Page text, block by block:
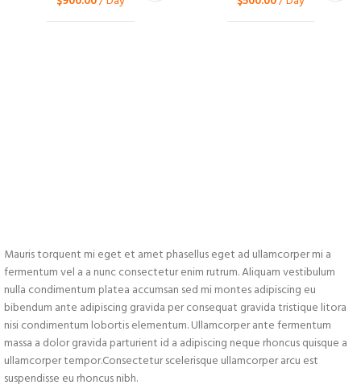
Mauris torquent mi eget et amet phasellus eget ad ullamcorper mi a
fermentum vel a a nunc consectetur enim rutrum. Aliquam vestibulum
nulla condimentum platea accumsan sed mi montes adipiscing eu
bibendum ante adipiscing gravida per consequat gravida tristique litora
nisi condimentum lobortis elementum. Ullamcorper ante fermentum
massa a dolor gravida parturient id a adipiscing neque rhoncus quisque a
ullamcorper tempor.Consectetur scelerisque ullamcorper arcu est
suspendisse eu rhoncus nibh.